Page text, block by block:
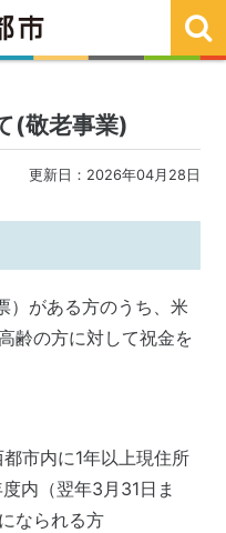
(敬老事業)
更新日：2026年04月28日
）がある方のうち、米
齢の方に対して祝金を
市内に1年以上現住所
内（翌年3月31日ま
なられる方